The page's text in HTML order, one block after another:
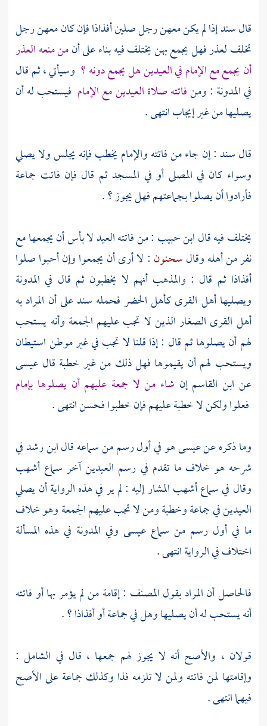
قالسندإذا لم يكن معهن رجل صلين أفذاذا فإن كان معهن رجل
تخلف لعذر فهل يجمع بهن يختلف فيه بناء على أنمن منعه العذر
أن يجمع مع الإمام في العيدين هل يجمع دونه ؟ وسيأتي ، ثم قال
في المدونة : ومنفاتته صلاة العيدين مع الإمام فيستحب له أن
يصليها من غير إيجاب انتهى .
قالسند: إن جاء من فاتته والإمام يخطب فإنه يجلس ولا يصلي
وسواء كان في المصلى أو في المسجد ثم قال فإن فاتت جماعة
فأرادوا أن يصلوا بجماعتهم فهل يجوز ؟ .
يختلف فيه قالابن حبيب : من فاتته العيد لا بأس أن يجمعها مع
نفر من أهله وقالسحنون : لا أرى أن يجمعوا وإن أحبوا صلوا
أفذاذا ثم قال : والمذهب أنهم لا يخطبون ثم قال في المدونة
ويصليها أهل القرى كأهل الحضر فحمله سندعلى أن المراد به
أهل القرى الصغار الذين لا تجب عليهم الجمعة وأنه يستحب
لهم أن يصلوها ثم قال : إذا قلنا لا تجب في غير موطن استيطان
ويستحب لهم أن يقيموها فهل ذلك من غير خطبة قال عيسى
عن ابن القاسمإن شاء من لا جمعة عليهم أن يصلوها بإمام
فعلوا ولكن لا خطبة عليهم فإن خطبوا فحسن انتهى .
وما ذكره عنعيسىهو في أول رسم من سماعه قالابن رشدفي
شرحه هو خلاف ما تقدم في رسم العيدين آخر سماع أشهب
وقال في سماعأشهبالمشار إليه : لم ير في هذه الرواية أن يصلي
العيدين في جماعة وخطبة ومن لا تجب عليهم الجمعة وهو خلاف
ما في أول رسم من سماع عيسى وفي المدونة في هذه المسألة
اختلاف في الرواية انتهى .
فالحاصل أن المراد بقولالمصنف : إقامة من لم يؤمر بها أو فاتته
أنه يستحب له أن يصليها وهل في جماعة أو أفذاذا ؟ .
قولان ، والأصح أنه لا يجوز لهم جمعها ، قال في الشامل :
وإقامتها لمن فاتته ولمن لا تلزمه فذا وكذلك جماعة على الأصح
فيهما انتهى .